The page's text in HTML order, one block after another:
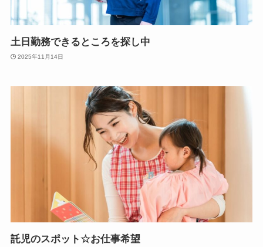
土日勤務できるところを探し中
2025年11月14日
託児のスポット☆お仕事希望